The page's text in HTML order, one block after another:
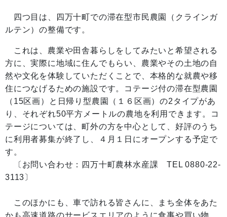
四つ目は、四万十町での滞在型市民農園（クラインガ
ルテン）の整備です。
これは、農業や田舎暮らしをしてみたいと希望される
方に、実際に地域に住んでもらい、農業やその土地の自
然や文化を体験していただくことで、本格的な就農や移
住につなげるための施設です。コテージ付の滞在型農園
（15区画）と日帰り型農園（１６区画）の2タイプがあ
り、それぞれ50平方メートルの農地を利用できます。コ
テージについては、町外の方を中心として、好評のうち
に利用者募集が終了し、４月１日にオープンする予定で
す。
〔お問い合わせ：四万十町農林水産課 TEL 0880-22-
3113〕
このほかにも、車で訪れる皆さんに、まち全体をあた
かも高速道路のサービスエリアのように食事や買い物、